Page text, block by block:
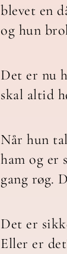
blevet en
og hun
Det er nu
skal altid
Når hun
ham og er
gang røg.
Det er
Eller er